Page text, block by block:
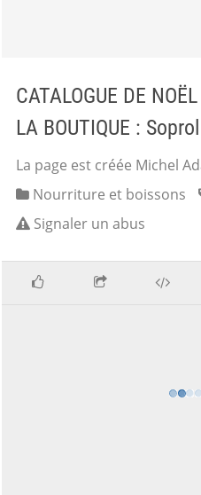
CATALOGUE DE
LA BOUTIQUE :
La page est créée Michel
Nourriture et boissons
Signaler un abus